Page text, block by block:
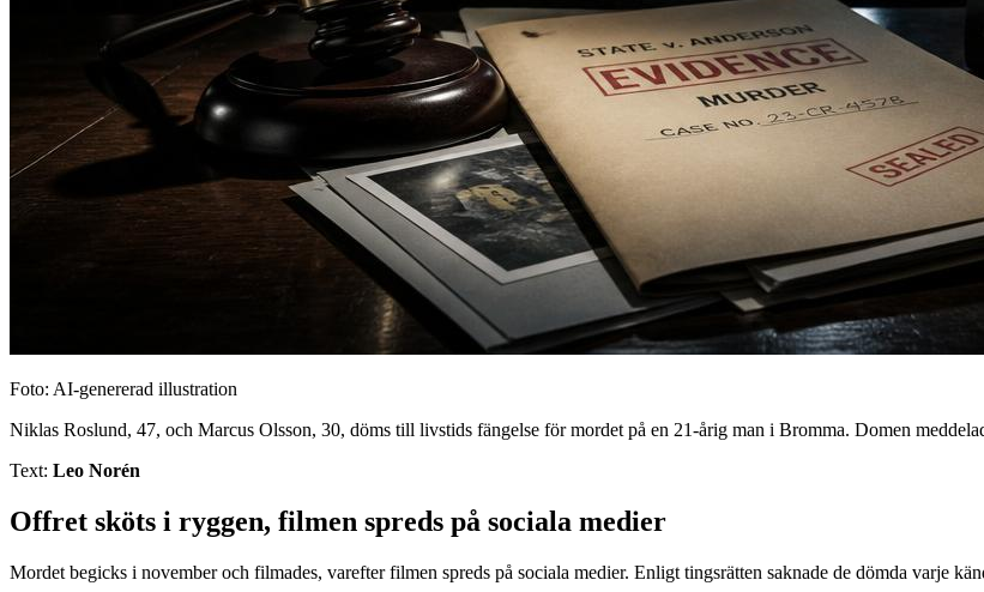
Foto: AI-genererad illustration
Niklas Roslund, 47, och Marcus Olsson, 30, döms till livstids fängelse för mordet på en 21-årig man i Bromma. Domen
Text: Leo Norén
Offret sköts i ryggen, filmen spreds på sociala medier
Mordet begicks i november och filmades, varefter filmen spreds på sociala medier. Enligt tingsrätten saknade de dömda varje